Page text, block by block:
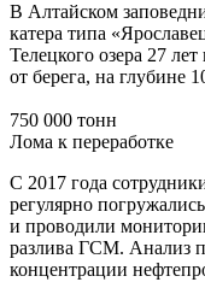
В Алтайском
катера типа
Телецкого озера 27
от берега, на глубине
750 000 тонн
Лома к переработке
С 2017 года
регулярно
и проводили
разлива ГСМ. Анализ
концентрации